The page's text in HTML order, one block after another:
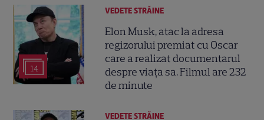
14
VEDETE STRĂINE
Elon Musk, atac la adresa
regizorului premiat cu Oscar
care a realizat documentarul
despre viața sa. Filmul are 232
de minute
VEDETE STRĂINE